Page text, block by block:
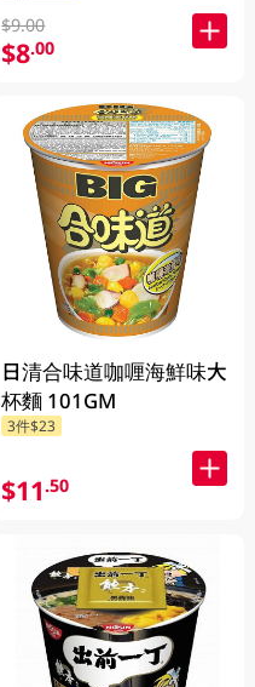
$9.00
$8.00
日清合味道咖喱海鮮味大
杯麵 101GM
3件$23
$11.50